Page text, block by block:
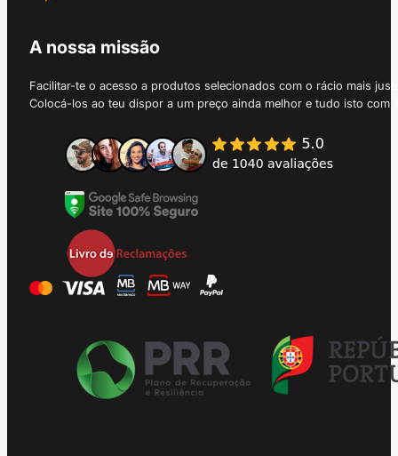
A nossa missão
Facilitar-te o acesso a produtos selecionados com o rácio mais
Colocá-los ao teu dispor a um preço ainda melhor e tudo isto